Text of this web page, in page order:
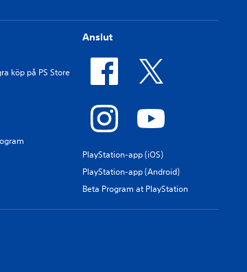
köp på PS Store
Anslut
PlayStation-app (iOS)
PlayStation-app (Android)
Beta Program at PlayStation